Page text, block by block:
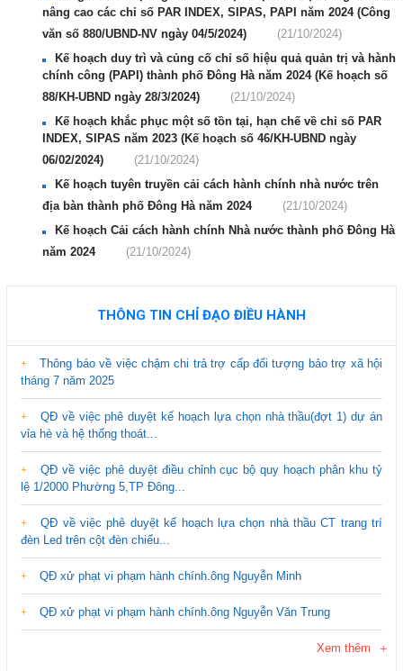
nâng cao các chỉ số PAR INDEX, SIPAS, PAPI năm 2024 (Công
văn số 880/UBND-NV ngày 04/5/2024)
(21/10/2024)
Kế hoạch duy trì và củng cố chỉ số hiệu quả quản trị và hành
chính công (PAPI) thành phố Đông Hà năm 2024 (Kế hoạch số
88/KH-UBND ngày 28/3/2024)
(21/10/2024)
Kế hoạch khắc phục một số tồn tại, hạn chế về chỉ số PAR
INDEX, SIPAS năm 2023 (Kế hoạch số 46/KH-UBND ngày
06/02/2024)
(21/10/2024)
Kế hoạch tuyên truyền cải cách hành chính nhà nước trên
địa bàn thành phố Đông Hà năm 2024
(21/10/2024)
Kế hoạch Cải cách hành chính Nhà nước thành phố Đông Hà
năm 2024
(21/10/2024)
THÔNG TIN CHỈ ĐẠO ĐIỀU HÀNH
Thông báo về việc chậm chi trả trợ cấp đối tượng bảo trợ xã hội
tháng 7 năm 2025
QĐ về việc phê duyệt kế hoạch lựa chọn nhà thầu(đợt 1) dự án
vỉa hè và hệ thống thoát...
QĐ về việc phê duyệt điều chỉnh cục bộ quy hoạch phân khu tỷ
lệ 1/2000 Phường 5,TP Đông...
QĐ về việc phê duyệt kế hoạch lựa chọn nhà thầu CT trang trí
đèn Led trên cột đèn chiếu...
QĐ xử phạt vi phạm hành chính.ông Nguyễn Minh
QĐ xử phạt vi phạm hành chính.ông Nguyễn Văn Trung
Xem thêm